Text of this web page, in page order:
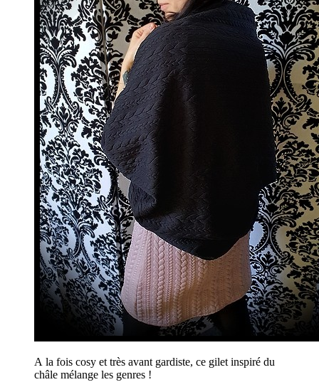
A la fois cosy et très avant gardiste, ce gilet inspiré du
châle mélange les genres !